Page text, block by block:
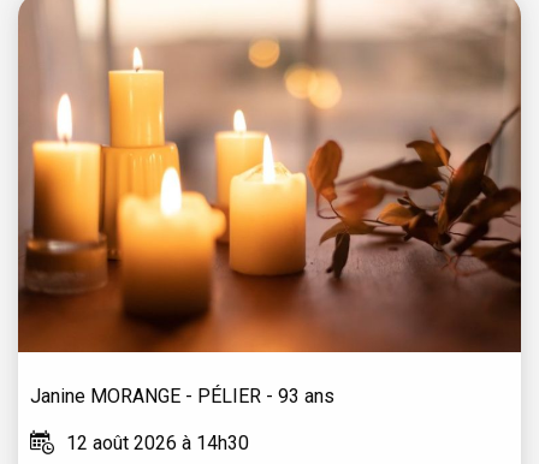
Janine MORANGE - PÉLIER - 93 ans
12 août 2026 à 14h30